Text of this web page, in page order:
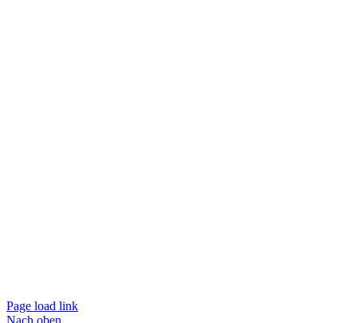
Page load link
Nach oben